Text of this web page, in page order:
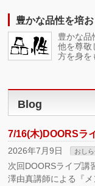
豊かな品性を培お
豊かな品
他を尊敬
方を身を
Blog
7/16(木)DOORSラ
2026年7月9日 おし
次回DOORSライブ講
澤由真講師による『